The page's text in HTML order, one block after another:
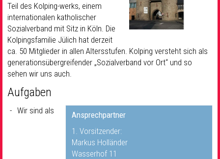
Gemeinschaft & Soziales
Musik& Kultur
Seelsorge & Kontakt
Teil des Kolping-werks, einem
internationalen katholischer
Sozialverband mit Sitz in Köln. Die
Kolpingsfamilie Jülich hat derzeit
ca. 50 Mitglieder in allen Altersstufen. Kolping versteht sich als
generationsübergreifender „Sozialverband vor Ort“ und so
sehen wir uns auch.
Aufgaben
Ansprechpartner
1. Vorsitzender:
Markus Holländer
Wasserhof 11
Wir sind als